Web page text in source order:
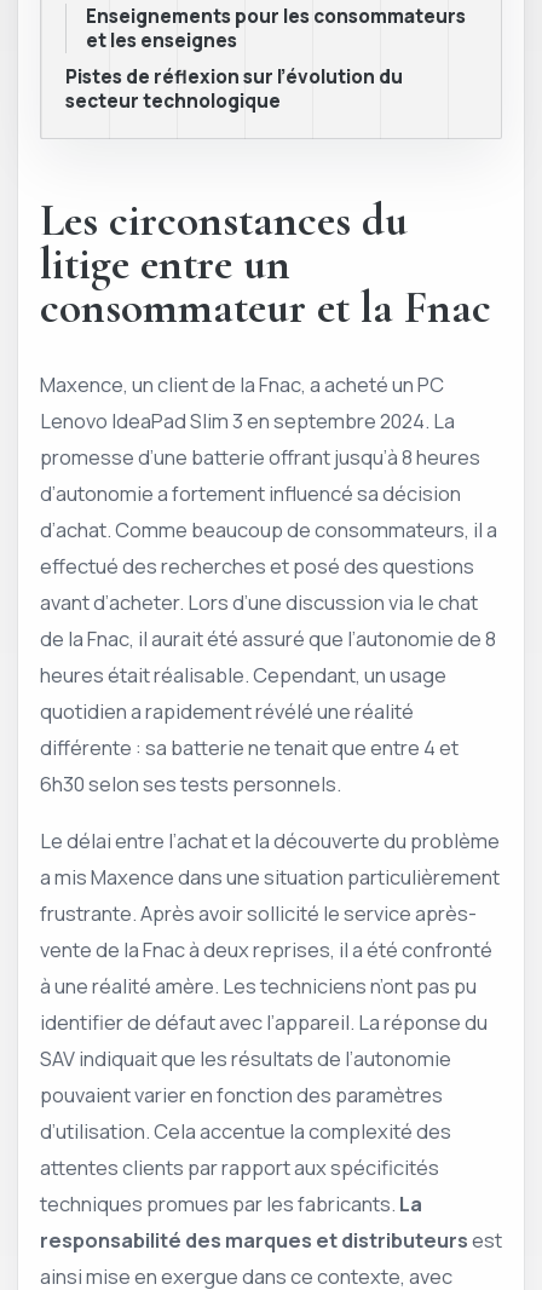
Enseignements pour les consommateurs
et les enseignes
Pistes de réflexion sur l’évolution du
secteur technologique
Les circonstances du
litige entre un
consommateur et la Fnac
Maxence, un client de la Fnac, a acheté un PC
Lenovo IdeaPad Slim 3 en septembre 2024. La
promesse d’une batterie offrant jusqu’à 8 heures
d’autonomie a fortement influencé sa décision
d’achat. Comme beaucoup de consommateurs, il a
effectué des recherches et posé des questions
avant d’acheter. Lors d’une discussion via le chat
de la Fnac, il aurait été assuré que l’autonomie de 8
heures était réalisable. Cependant, un usage
quotidien a rapidement révélé une réalité
différente : sa batterie ne tenait que entre 4 et
6h30 selon ses tests personnels.
Le délai entre l’achat et la découverte du problème
a mis Maxence dans une situation particulièrement
frustrante. Après avoir sollicité le service après-
vente de la Fnac à deux reprises, il a été confronté
à une réalité amère. Les techniciens n’ont pas pu
identifier de défaut avec l’appareil. La réponse du
SAV indiquait que les résultats de l’autonomie
pouvaient varier en fonction des paramètres
d’utilisation. Cela accentue la complexité des
attentes clients par rapport aux spécificités
techniques promues par les fabricants. La
responsabilité des marques et distributeursest
ainsi mise en exergue dans ce contexte, avec